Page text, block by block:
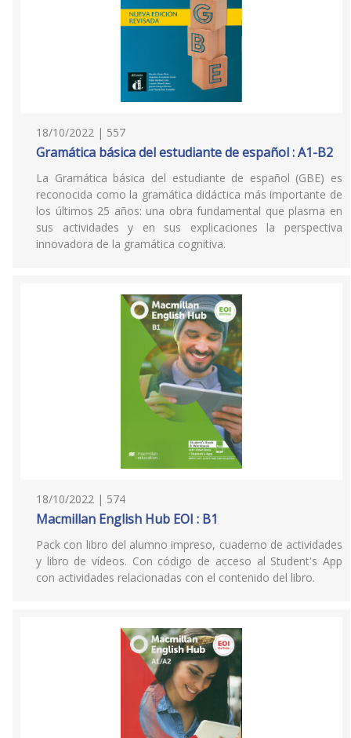
18/10/2022 | 557
Gramática básica del estudiante de español : A1-B2
La Gramática básica del estudiante de español (GBE) es
reconocida como la gramática didáctica más importante de
los últimos 25 años: una obra fundamental que plasma en
sus actividades y en sus explicaciones la perspectiva
innovadora de la gramática cognitiva.
18/10/2022 | 574
Macmillan English Hub EOI : B1
Pack con libro del alumno impreso, cuaderno de actividades
y libro de vídeos. Con código de acceso al Student's App
con actividades relacionadas con el contenido del libro.